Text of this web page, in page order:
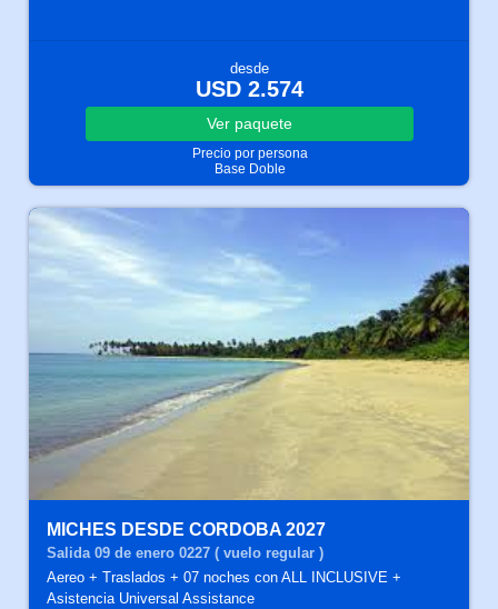
desde
USD 2.574
Ver paquete
Precio por persona
Base Doble
MICHES DESDE CORDOBA 2027
Salida 09 de enero 0227 ( vuelo regular )
Aereo + Traslados + 07 noches con ALL INCLUSIVE +
Asistencia Universal Assistance